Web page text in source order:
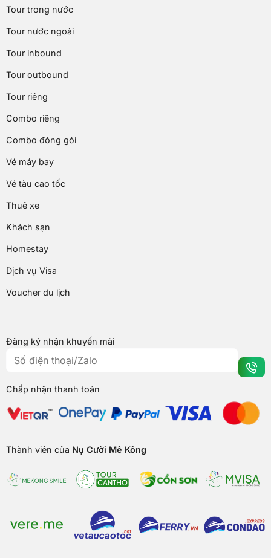
Tour trong nước
Tour nước ngoài
Tour inbound
Tour outbound
Tour riêng
Combo riêng
Combo đóng gói
Vé máy bay
Vé tàu cao tốc
Thuê xe
Khách sạn
Homestay
Dịch vụ Visa
Voucher du lịch
Đăng ký nhận khuyến mãi
Chấp nhận thanh toán
Thành viên của Nụ Cười Mê Kông